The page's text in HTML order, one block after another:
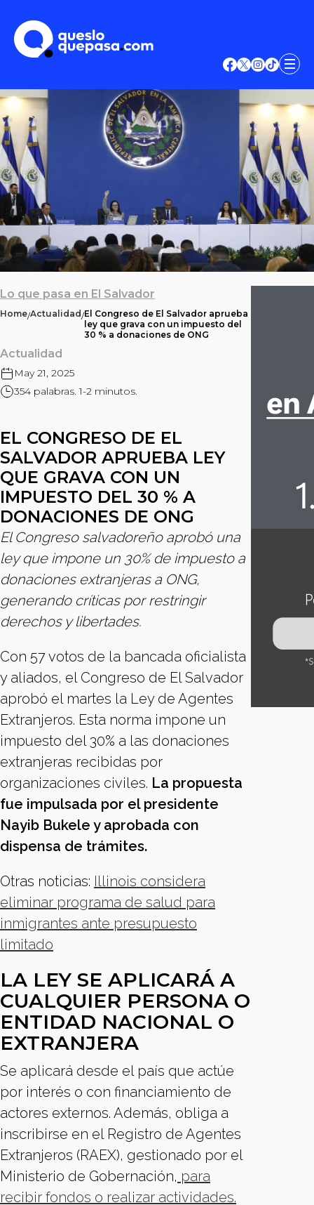
Lo que pasa en El Salvador
Home/Actualidad/El Congreso de El Salvador aprueba
ley que grava con un impuesto del
30 % a donaciones de ONG
Actualidad
May 21, 2025
354 palabras. 1-2 minutos.
EL CONGRESO DE EL
SALVADOR APRUEBA LEY
QUE GRAVA CON UN
IMPUESTO DEL 30 % A
DONACIONES DE ONG
El Congreso salvadoreño aprobó una
ley que impone un 30% de impuesto a
donaciones extranjeras a ONG,
generando críticas por restringir
derechos y libertades.
Con 57 votos de la bancada oficialista
y aliados, el Congreso de El Salvador
aprobó el martes la Ley de Agentes
Extranjeros. Esta norma impone un
impuesto del 30% a las donaciones
extranjeras recibidas por
organizaciones civiles. La propuesta
fue impulsada por el presidente
Nayib Bukele y aprobada con
dispensa de trámites.
Otras noticias: Illinois considera
eliminar programa de salud para
inmigrantes ante presupuesto
limitado
LA LEY SE APLICARÁ A
CUALQUIER PERSONA O
ENTIDAD NACIONAL O
EXTRANJERA
Se aplicará desde el país que actúe
por interés o con financiamiento de
actores externos. Además, obliga a
inscribirse en el Registro de Agentes
Extranjeros (RAEX), gestionado por el
Ministerio de Gobernación, para
recibir fondos o realizar actividades.